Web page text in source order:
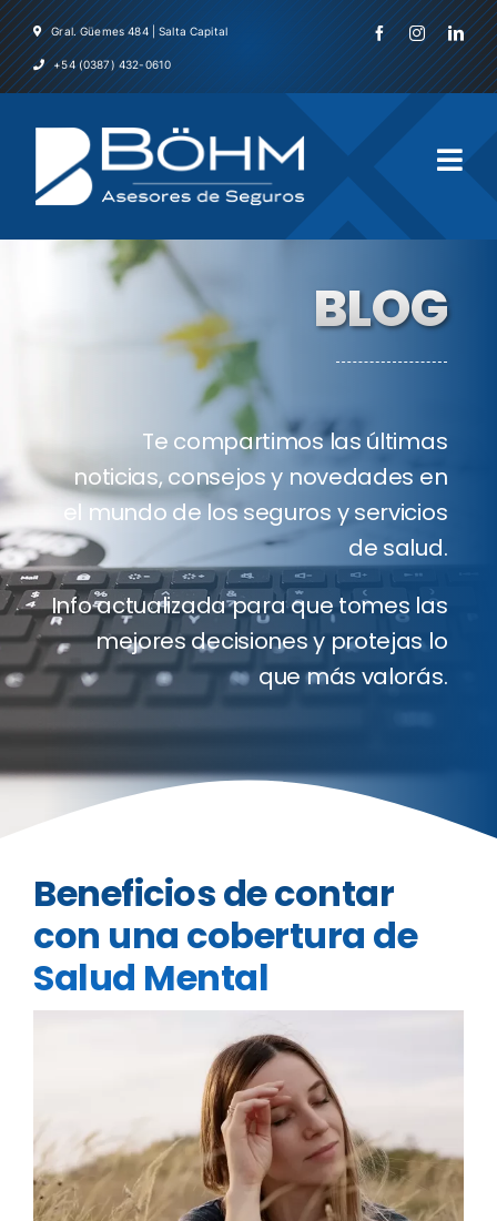
Skip
to
content
Gral. Güemes 484 | Salta Capital
+54 (0387) 432-0610
La
Clientes
BLOG
Te compartimos las últimas
noticias, consejos y novedades en
el mundo de los seguros y servicios
de salud.
Info actualizada para que tomes las
mejores decisiones y protejas lo
que más valorás.
Beneficios de contar
con una cobertura de
Salud Mental